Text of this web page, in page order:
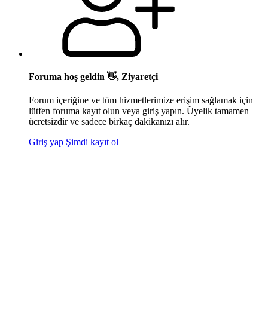
Foruma hoş geldin 👋, Ziyaretçi
Forum içeriğine ve tüm hizmetlerimize erişim sağlamak için
lütfen foruma kayıt olun veya giriş yapın. Üyelik tamamen
ücretsizdir ve sadece birkaç dakikanızı alır.
Giriş yap Şimdi kayıt ol